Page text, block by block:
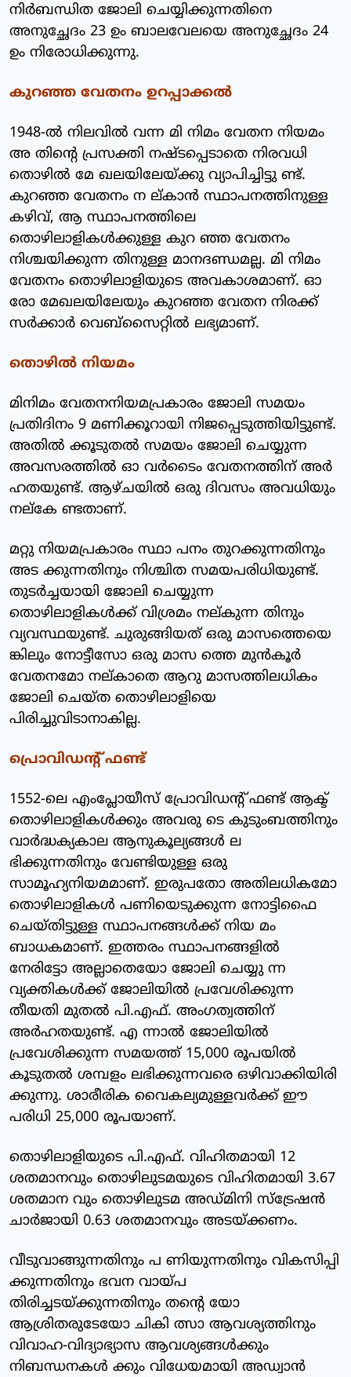
നിര്‍ബന്ധിത ജോലി ചെയ്യിക്കുന്നതിനെ
അനുച്ഛേദം 23 ഉം ബാലവേലയെ അനുച്ഛേദം 24
ഉം നിരോധിക്കുന്നു.
കുറഞ്ഞ വേതനം ഉറപ്പാക്കല്‍
1948-ല്‍ നിലവില്‍ വന്ന മി നിമം വേതന നിയമം
അ തിന്റെ പ്രസക്തി നഷ്ടപ്പെടാതെ നിരവധി
തൊഴില്‍ മേ ഖലയിലേയ്ക്കു വ്യാപിച്ചിട്ടു ണ്ട്.
കുറഞ്ഞ വേതനം ന ല്കാന്‍ സ്ഥാപനത്തിനുള്ള
കഴിവ്, ആ സ്ഥാപനത്തിലെ
തൊഴിലാളികള്‍ക്കുള്ള കുറ ഞ്ഞ വേതനം
നിശ്ചയിക്കുന്ന തിനുള്ള മാനദണ്ഡമല്ല. മി നിമം
വേതനം തൊഴിലാളിയുടെ അവകാശമാണ്. ഓ
രോ മേഖലയിലേയും കുറഞ്ഞ വേതന നിരക്ക്
സര്‍ക്കാര്‍ വെബ്‌സൈറ്റില്‍ ലഭ്യമാണ്.
തൊഴില്‍ നിയമം
മിനിമം വേതനനിയമപ്രകാരം ജോലി സമയം
പ്രതിദിനം 9 മണിക്കൂറായി നിജപ്പെടുത്തിയിട്ടുണ്ട്.
അതില്‍ ക്കൂടുതല്‍ സമയം ജോലി ചെയ്യുന്ന
അവസരത്തില്‍ ഓ വര്‍ടൈം വേതനത്തിന് അര്‍
ഹതയുണ്ട്. ആഴ്ചയില്‍ ഒരു ദിവസം അവധിയും
നല്‌കേ ണ്ടതാണ്.
മറ്റു നിയമപ്രകാരം സ്ഥാ പനം തുറക്കുന്നതിനും
അട ക്കുന്നതിനും നിശ്ചിത സമയപരിധിയുണ്ട്.
തുടര്‍ച്ചയായി ജോലി ചെയ്യുന്ന
തൊഴിലാളികള്‍ക്ക് വിശ്രമം നല്കുന്ന തിനും
വ്യവസ്ഥയുണ്ട്. ചുരുങ്ങിയത് ഒരു മാസത്തെയെ
ങ്കിലും നോട്ടീസോ ഒരു മാസ ത്തെ മുന്‍കൂര്‍
വേതനമോ നല്കാതെ ആറു മാസത്തിലധികം
ജോലി ചെയ്ത തൊഴിലാളിയെ
പിരിച്ചുവിടാനാകില്ല.
പ്രൊവിഡന്റ് ഫണ്ട്
1552-ലെ എംപ്ലോയീസ് പ്രോവിഡന്റ് ഫണ്ട് ആക്ട്
തൊഴിലാളികള്‍ക്കും അവരു ടെ കുടുംബത്തിനും
വാര്‍ദ്ധക്യകാല ആനുകൂല്യങ്ങള്‍ ല
ഭിക്കുന്നതിനും വേണ്ടിയുള്ള ഒരു
സാമൂഹ്യനിയമമാണ്. ഇരുപതോ അതിലധികമോ
തൊഴിലാളികള്‍ പണിയെടുക്കുന്ന നോട്ടിഫൈ
ചെയ്തിട്ടുള്ള സ്ഥാപനങ്ങള്‍ക്ക് നിയ മം
ബാധകമാണ്. ഇത്തരം സ്ഥാപനങ്ങളില്‍
നേരിട്ടോ അല്ലാതെയോ ജോലി ചെയ്യു ന്ന
വ്യക്തികള്‍ക്ക് ജോലിയില്‍ പ്രവേശിക്കുന്ന
തീയതി മുതല്‍ പി.എഫ്. അംഗത്വത്തിന്
അര്‍ഹതയുണ്ട്. എ ന്നാല്‍ ജോലിയില്‍
പ്രവേശിക്കുന്ന സമയത്ത് 15,000 രൂപയില്‍
കൂടുതല്‍ ശമ്പളം ലഭിക്കുന്നവരെ ഒഴിവാക്കിയിരി
ക്കുന്നു. ശാരീരിക വൈകല്യമുള്ളവര്‍ക്ക് ഈ
പരിധി 25,000 രൂപയാണ്.
തൊഴിലാളിയുടെ പി.എഫ്. വിഹിതമായി 12
ശതമാനവും തൊഴിലുടമയുടെ വിഹിതമായി 3.67
ശതമാന വും തൊഴിലുടമ അഡ്മിനി സ്‌ട്രേഷന്‍
ചാര്‍ജായി 0.63 ശതമാനവും അടയ്ക്കണം.
വീടുവാങ്ങുന്നതിനും പ ണിയുന്നതിനും വികസിപ്പി
ക്കുന്നതിനും ഭവന വായ്പ
തിരിച്ചടയ്ക്കുന്നതിനും തന്റെ യോ
ആശ്രിതരുടേയോ ചികി ത്സാ ആവശ്യത്തിനും
വിവാഹ-വിദ്യാഭ്യാസ ആവശ്യങ്ങള്‍ക്കും
നിബന്ധനകള്‍ ക്കും വിധേയമായി അഡ്വാന്‍